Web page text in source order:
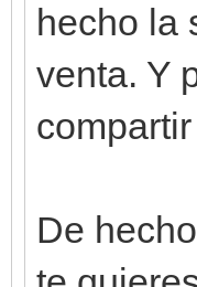
hecho la
venta. Y
De